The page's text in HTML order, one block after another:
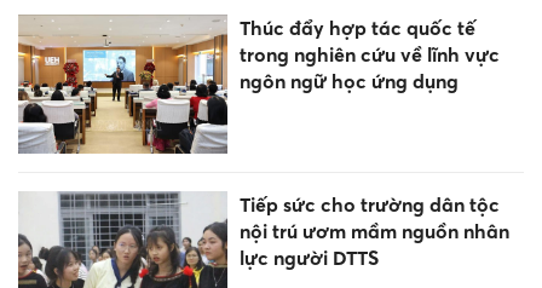
Thúc đẩy hợp tác quốc tế
trong nghiên cứu về lĩnh vực
ngôn ngữ học ứng dụng
Tiếp sức cho trường dân tộc
nội trú ươm mầm nguồn nhân
lực người DTTS